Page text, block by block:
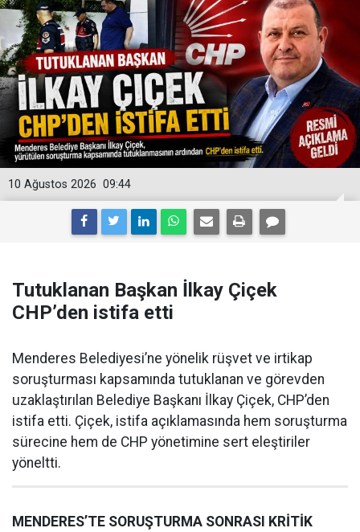
09:44
10 Ağustos 2026
Tutuklanan Başkan İlkay Çiçek
CHP’den istifa etti
Menderes Belediyesi’ne yönelik rüşvet ve irtikap
soruşturması kapsamında tutuklanan ve görevden
uzaklaştırılan Belediye Başkanı İlkay Çiçek, CHP’den
istifa etti. Çiçek, istifa açıklamasında hem soruşturma
sürecine hem de CHP yönetimine sert eleştiriler
yöneltti.
MENDERES’TE SORUŞTURMA SONRASI KRİTİK